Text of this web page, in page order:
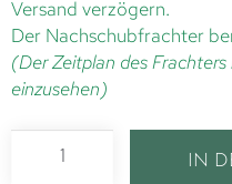
Versand verzögern.
Der Nachschubfrachter
(Der Zeitplan des
einzusehen)
IN